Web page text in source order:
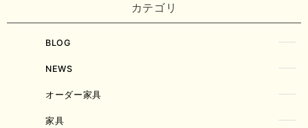
カテゴリ
BLOG
NEWS
オーダー家具
家具